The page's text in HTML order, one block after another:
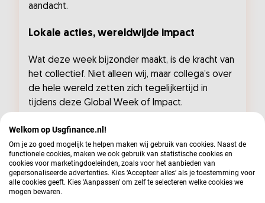
aandacht.
Lokale acties, wereldwijde impact
Wat deze week bijzonder maakt, is de kracht van
het collectief. Niet alleen wij, maar collega’s over
de hele wereld zetten zich tegelijkertijd in
tijdens deze Global Week of Impact.
Met trots kijken wij terug op een geslaagde
week waarin we niet alleen anderen, maar ook
elkaar hebben geïnspireerd. En hoewel de Global
Week of Impact voorbij is, zetten we ons ook de
rest van het jaar in voor een inclusieve
Welkom op Usgfinance.nl!
Om je zo goed mogelijk te helpen maken wij gebruik van cookies. Naast de
functionele cookies, maken we ook gebruik van statistische cookies en
cookies voor marketingdoeleinden, zoals voor het aanbieden van
gepersonaliseerde advertenties. Kies ‘Accepteer alles’ als je toestemming voor
alle cookies geeft. Kies 'Aanpassen' om zelf te selecteren welke cookies we
mogen bewaren.